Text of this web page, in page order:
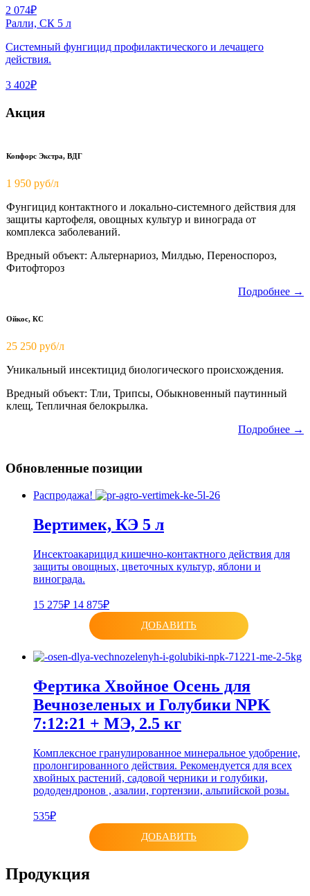
2 074₽
Ралли, СК 5 л
Системный фунгицид профилактического и лечащего
действия.
3 402₽
Акция
Копфорс Экстра, ВДГ
1 950 руб/л
Фунгицид контактного и локально-системного действия для
защиты картофеля, овощных культур и винограда от
комплекса заболеваний.
Вредный объект: Альтернариоз, Милдью, Переноспороз,
Фитофтороз
Подробнее →
Ойкос, КС
25 250 руб/л
Уникальный инсектицид биологического происхождения.
Вредный объект: Тли, Трипсы, Обыкновенный паутинный
клещ, Тепличная белокрылка.
Подробнее →
Обновленные позиции
Распродажа!
Вертимек, КЭ 5 л
Инсектоакарицид кишечно-контактного действия для
защиты овощных, цветочных культур, яблони и
винограда.
15 275₽ 14 875₽
ДОБАВИТЬ
Фертика Хвойное Осень для
Вечнозеленых и Голубики NPK
7:12:21 + МЭ, 2.5 кг
Комплексное гранулированное минеральное удобрение,
пролонгированного действия. Рекомендуется для всех
хвойных растений, садовой черники и голубики,
рододендронов , азалии, гортензии, альпийской розы.
535₽
ДОБАВИТЬ
Продукция